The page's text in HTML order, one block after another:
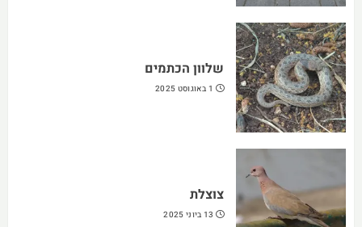
שלוון הכתמים
1 באוגוסט 2025
צוצלת
13 ביוני 2025